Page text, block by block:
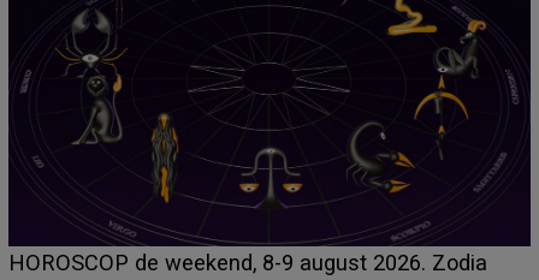
Emanuel a ținut ACEST DETALIU ASCUNS până